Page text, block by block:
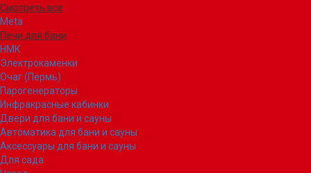
Смотреть все
Meta
Печи для бани
НМК
Электрокаменки
Очаг (Пермь)
Парогенераторы
Инфракрасные кабинки
Двери для бани и сауны
Автоматика для бани и сауны
Аксессуары для бани и сауны
Для сада